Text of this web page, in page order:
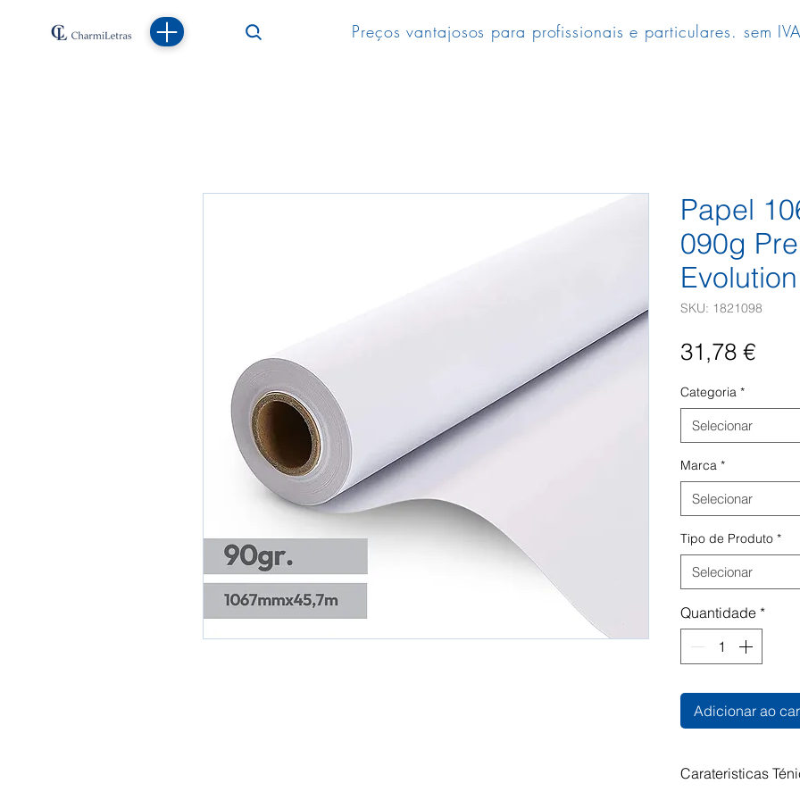
Preços vantajosos para profissionais e particulares. sem
Papel
090g
SKU: 1821098
31,78 €Preço
Categoria *
Selecionar
Marca *
Selecionar
Tipo de Produto *
Selecionar
Quantidade *
Adicionar ao
Carateristicas